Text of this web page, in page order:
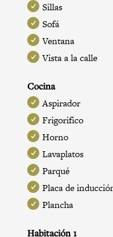
Sillas
Sofá
Ventana
Vista a la calle
Cocina
Aspirador
Frigorifico
Horno
Lavaplatos
Parqué
Placa de
Plancha
Habitación 1